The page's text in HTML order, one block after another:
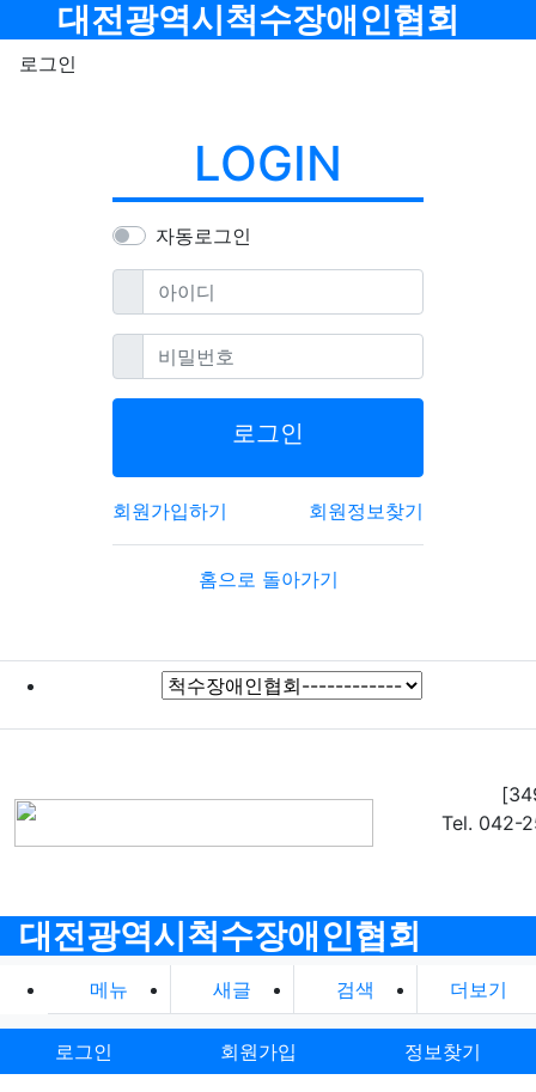
메뉴
대전광역시척수장애인협회
로그인
LOGIN
자동로그인
아이디필수
비밀번호필수
로그인
회원가입하기 회원정보찾기
홈으로 돌아가기
Tel. 042-
대전광역시척수장애인협회
메뉴 새글 검색 더보기
로그인 회원가입 정보찾기